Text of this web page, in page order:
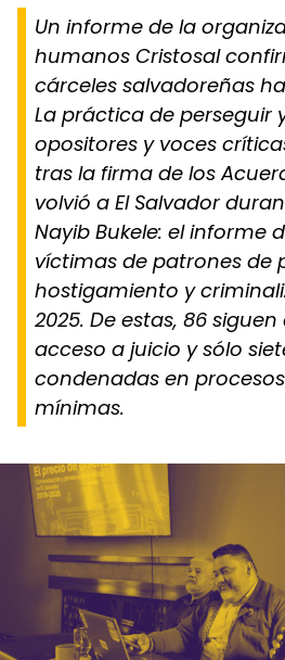
Un informe de la
humanos Cristosal
cárceles salvadoreñas
La práctica de perseguir
opositores y voces
tras la firma de los
volvió a El Salvador
Nayib Bukele: el informe
víctimas de patrones de
hostigamiento y
2025. De estas, 86
acceso a juicio y sólo
condenadas en
mínimas.